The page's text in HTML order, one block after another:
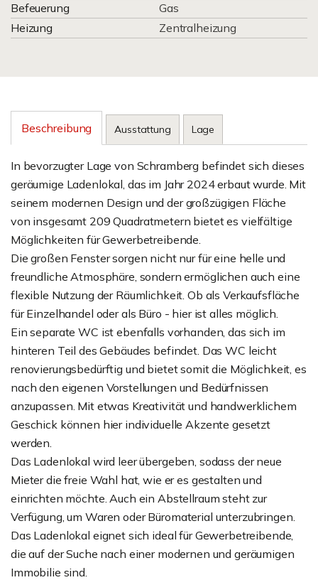
Befeuerung
Gas
Heizung
Zentralheizung
Beschreibung Ausstattung Lage
In bevorzugter Lage von Schramberg befindet sich dieses
geräumige Ladenlokal, das im Jahr 2024 erbaut wurde. Mit
seinem modernen Design und der großzügigen Fläche
von insgesamt 209 Quadratmetern bietet es vielfältige
Möglichkeiten für Gewerbetreibende.
Die großen Fenster sorgen nicht nur für eine helle und
freundliche Atmosphäre, sondern ermöglichen auch eine
flexible Nutzung der Räumlichkeit. Ob als Verkaufsfläche
für Einzelhandel oder als Büro - hier ist alles möglich.
Ein separate WC ist ebenfalls vorhanden, das sich im
hinteren Teil des Gebäudes befindet. Das WC leicht
renovierungsbedürftig und bietet somit die Möglichkeit, es
nach den eigenen Vorstellungen und Bedürfnissen
anzupassen. Mit etwas Kreativität und handwerklichem
Geschick können hier individuelle Akzente gesetzt
werden.
Das Ladenlokal wird leer übergeben, sodass der neue
Mieter die freie Wahl hat, wie er es gestalten und
einrichten möchte. Auch ein Abstellraum steht zur
Verfügung, um Waren oder Büromaterial unterzubringen.
Das Ladenlokal eignet sich ideal für Gewerbetreibende,
die auf der Suche nach einer modernen und geräumigen
Immobilie sind.